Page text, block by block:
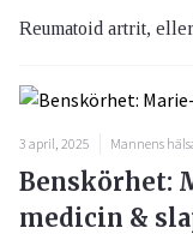
Reumatoid artrit,
3 april, 2025 Mannens
Benskörhet:
medicin &